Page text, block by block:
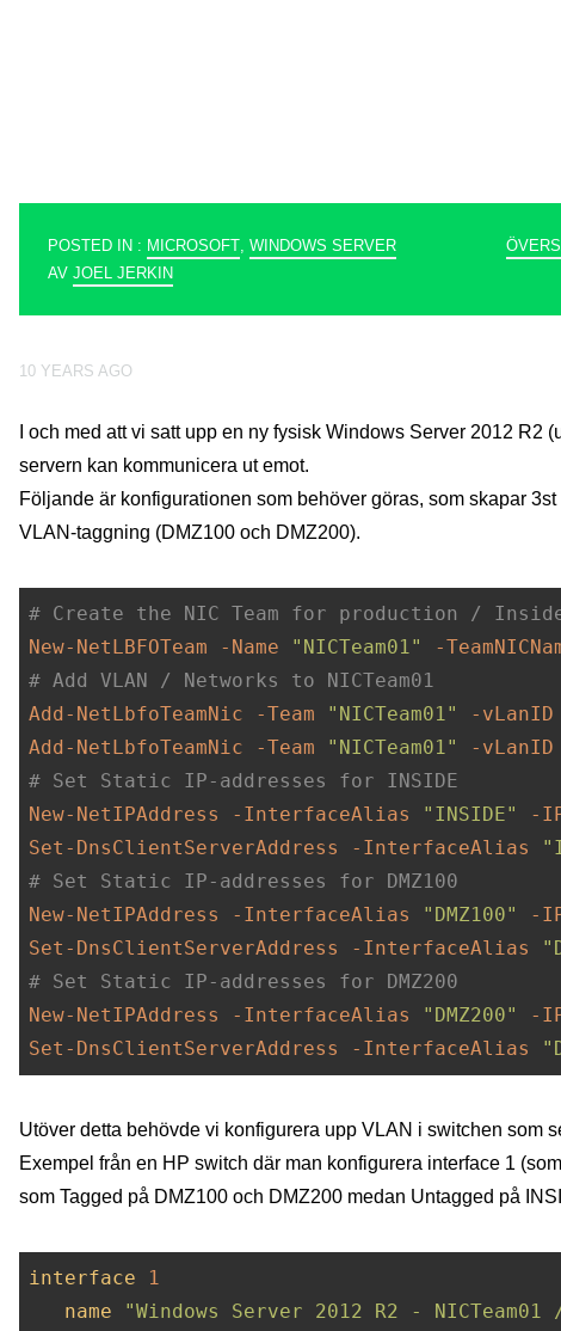
POSTED IN : MICROSOFT WINDOWS SERVER
AV JOEL JERKIN
10 YEARS AGO
I och med att vi satt upp en ny fysisk Windows Server 2012
servern kan kommunicera ut emot.
Följande är konfigurationen som behöver göras, som skapar
VLAN-taggning (DMZ100 och DMZ200).
# Create the NIC Team for production /
New-NetLBFOTeam
-Name "NICTeam01" -
# Add VLAN / Networks to NICTeam01
Add-NetLbfoTeamNic
-Team "NICTeam01" -vLanID
Add-NetLbfoTeamNic
-Team "NICTeam01" -vLanID
# Set Static IP-addresses for INSIDE
New-NetIPAddress
-InterfaceAlias "INSIDE" -
Set-DnsClientServerAddress
-InterfaceAlias
# Set Static IP-addresses for DMZ100
New-NetIPAddress
-InterfaceAlias "DMZ100" -
Set-DnsClientServerAddress
-InterfaceAlias
# Set Static IP-addresses for DMZ200
New-NetIPAddress
-InterfaceAlias "DMZ200" -
Set-DnsClientServerAddress
-InterfaceAlias
Utöver detta behövde vi konfigurera upp VLAN i switchen som
Exempel från en HP switch där man konfigurera interface 1
som Tagged på DMZ100 och DMZ200 medan Untagged på
interface
1
name
"Windows Server 2012 R2 - NICTeam01